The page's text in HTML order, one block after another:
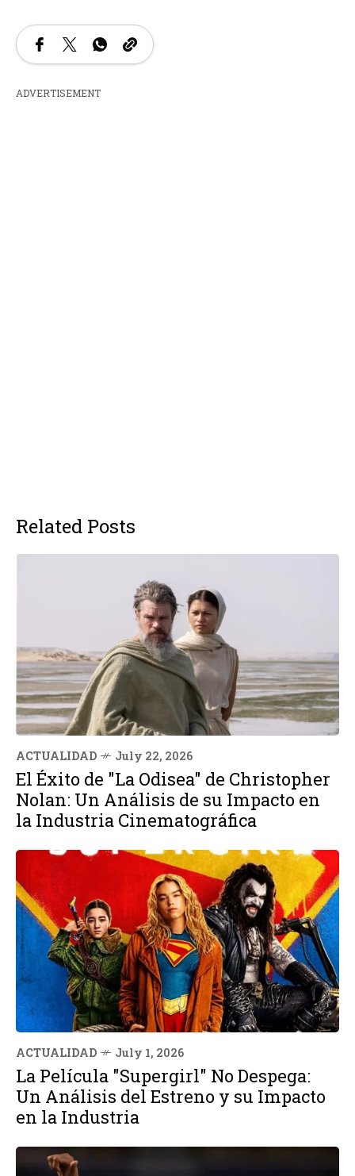
ADVERTISEMENT
Related Posts
ACTUALIDAD July 22, 2026
El Éxito de "La Odisea" de Christopher
Nolan: Un Análisis de su Impacto en
la Industria Cinematográfica
ACTUALIDAD July 1, 2026
La Película "Supergirl" No Despega:
Un Análisis del Estreno y su Impacto
en la Industria